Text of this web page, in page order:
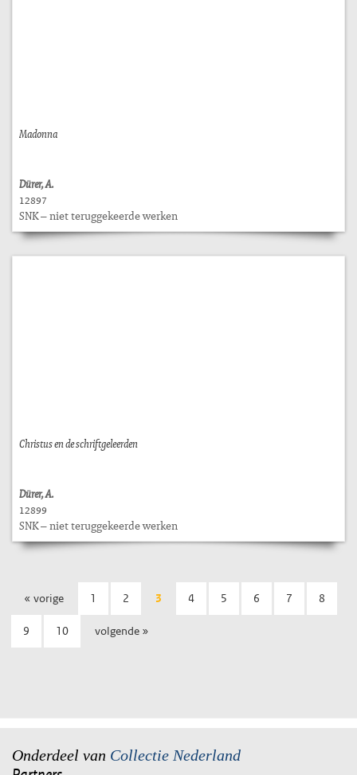
Madonna
Dürer, A.
12897
SNK – niet teruggekeerde werken
Christus en de schriftgeleerden
Dürer, A.
12899
SNK – niet teruggekeerde werken
« vorige 1 2 3 4 5 6 7 8
9 10 volgende »
Onderdeel van Collectie Nederland